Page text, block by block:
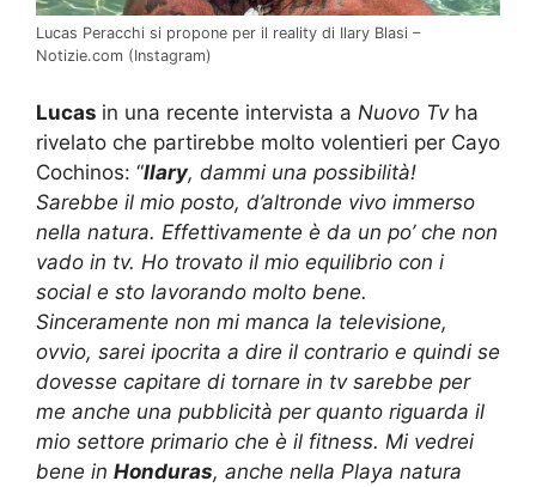
Lucas Peracchi si propone per il reality di Ilary Blasi –
Notizie.com (Instagram)
Lucas in una recente intervista a Nuovo Tvha
rivelato che partirebbe molto volentieri per Cayo
Cochinos: “Ilary, dammi una possibilità!
Sarebbe il mio posto, d’altronde vivo immerso
nella natura. Effettivamente è da un po’ che non
vado in tv. Ho trovato il mio equilibrio con i
social e sto lavorando molto bene.
Sinceramente non mi manca la televisione,
ovvio, sarei ipocrita a dire il contrario e quindi se
dovesse capitare di tornare in tv sarebbe per
me anche una pubblicità per quanto riguarda il
mio settore primario che è il fitness. Mi vedrei
bene in Honduras, anche nella Playa natura